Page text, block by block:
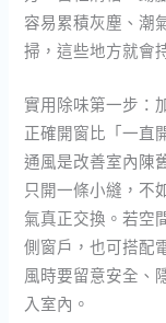
容易累積灰塵、潮
掃，這些地方就會
實用除味第一步：
正確開窗比「一直
通風是改善室內陳
只開一條小縫，不
氣真正交換。若空
側窗戶，也可搭配
風時要留意安全、
入室內。